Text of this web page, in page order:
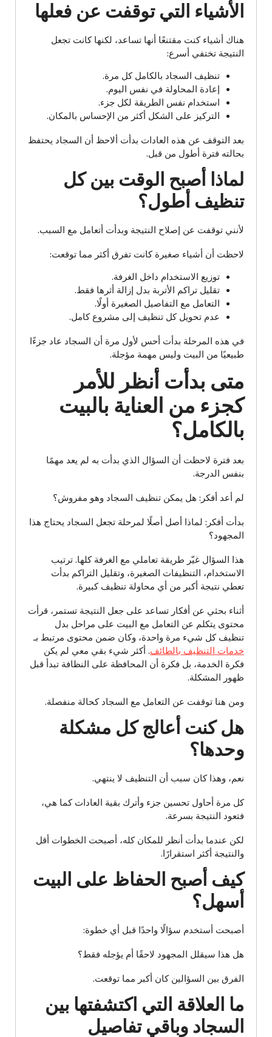
الأشياء التي توقفت عن فعلها
هناك أشياء كنت مقتنعًا أنها تساعد، لكنها كانت تجعل
النتيجة تختفي أسرع:
تنظيف السجاد بالكامل كل مرة.
إعادة المحاولة في نفس اليوم.
استخدام نفس الطريقة لكل جزء.
التركيز على الشكل أكثر من الإحساس بالمكان.
بعد التوقف عن هذه العادات بدأت ألاحظ أن السجاد يحتفظ
بحالته فترة أطول من قبل.
لماذا أصبح الوقت بين كل
تنظيف أطول؟
لأنني توقفت عن إصلاح النتيجة وبدأت أتعامل مع السبب.
لاحظت أن أشياء صغيرة كانت تفرق أكثر مما توقعت:
توزيع الاستخدام داخل الغرفة.
تقليل تراكم الأتربة بدل إزالة أثرها فقط.
التعامل مع التفاصيل الصغيرة أولًا.
عدم تحويل كل تنظيف إلى مشروع كامل.
في هذه المرحلة بدأت أحس لأول مرة أن السجاد عاد جزءًا
طبيعيًا من البيت وليس مهمة مؤجلة.
متى بدأت أنظر للأمر
كجزء من العناية بالبيت
بالكامل؟
بعد فترة لاحظت أن السؤال الذي بدأت به لم يعد مهمًا
بنفس الدرجة.
لم أعد أفكر: هل يمكن تنظيف السجاد وهو مفروش؟
بدأت أفكر: لماذا أصل أصلًا لمرحلة تجعل السجاد يحتاج هذا
المجهود؟
هذا السؤال غيّر طريقة تعاملي مع الغرفة كلها. ترتيب
الاستخدام، التنظيفات الصغيرة، وتقليل التراكم بدأت
تعطي نتيجة أكبر من أي محاولة تنظيف كبيرة.
أثناء بحثي عن أفكار تساعد على جعل النتيجة تستمر، قرأت
محتوى يتكلم عن التعامل مع البيت على مراحل بدل
تنظيف كل شيء مرة واحدة، وكان ضمن محتوى مرتبط بـ
خدمات التنظيف بالطائف. أكثر شيء بقي معي لم يكن
فكرة الخدمة، بل فكرة أن المحافظة على النظافة تبدأ قبل
ظهور المشكلة.
ومن هنا توقفت عن التعامل مع السجاد كحالة منفصلة.
هل كنت أعالج كل مشكلة
وحدها؟
نعم، وهذا كان سبب أن التنظيف لا ينتهي.
كل مرة أحاول تحسين جزء وأترك بقية العادات كما هي،
فتعود النتيجة بسرعة.
لكن عندما بدأت أنظر للمكان كله، أصبحت الخطوات أقل
والنتيجة أكثر استقرارًا.
كيف أصبح الحفاظ على البيت
أسهل؟
أصبحت أستخدم سؤالًا واحدًا قبل أي خطوة:
هل هذا سيقلل المجهود لاحقًا أم يؤجله فقط؟
الفرق بين السؤالين كان أكبر مما توقعت.
ما العلاقة التي اكتشفتها بين
السجاد وباقي تفاصيل